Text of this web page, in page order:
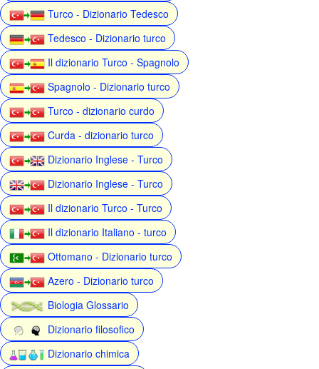
Turco - Dizionario Tedesco
Tedesco - Dizionario turco
Il dizionario Turco - Spagnolo
Spagnolo - Dizionario turco
Turco - dizionario curdo
Curda - dizionario turco
Dizionario Inglese - Turco
Dizionario Inglese - Turco
Il dizionario Turco - Turco
Il dizionario Italiano - turco
Ottomano - Dizionario turco
Azero - Dizionario turco
Biologia Glossario
Dizionario filosofico
Dizionario chimica